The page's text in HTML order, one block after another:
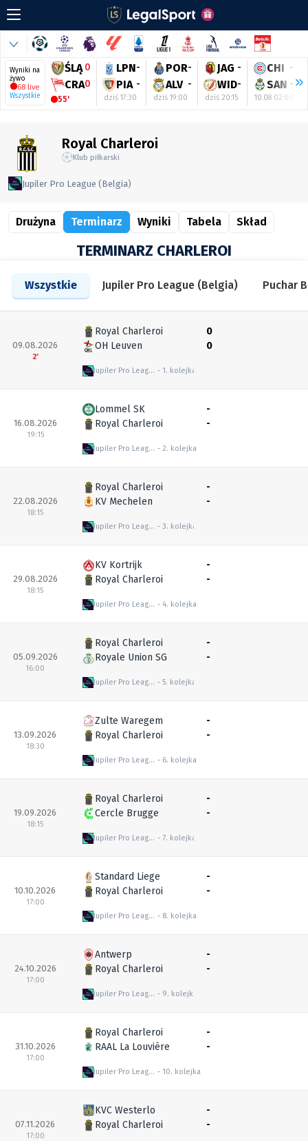
Wyniki na
żywo
68 live
Wszystkie
ŚLĄ 0
CRA0
55'
LPN-
PIA -
dziś 17:30
POR-
ALV -
dziś 19:00
JAG -
WID-
dziś 20:15
CHI -
SAN -
10.08 02:00
Royal Charleroi
Klub piłkarski
Jupiler Pro League (Belgia)
Drużyna Terminarz Wyniki Tabela Skład
TERMINARZ CHARLEROI
Wszystkie Jupiler Pro League (Belgia) Puchar
09.08.2026
2'
Royal Charleroi
OH Leuven
Jupiler Pro League 1. kolejka
0
0
16.08.2026
19:15
Lommel SK
Royal Charleroi
Jupiler Pro League 2. kolejka
-
-
22.08.2026
18:15
Royal Charleroi
KV Mechelen
Jupiler Pro League 3. kolejka
-
-
29.08.2026
18:15
KV Kortrijk
Royal Charleroi
Jupiler Pro League 4. kolejka
-
-
05.09.2026
16:00
Royal Charleroi
Royale Union SG
Jupiler Pro League 5. kolejka
-
-
13.09.2026
18:30
Zulte Waregem
Royal Charleroi
Jupiler Pro League 6. kolejka
-
-
19.09.2026
18:15
Royal Charleroi
Cercle Brugge
Jupiler Pro League 7. kolejka
-
-
10.10.2026
17:00
Standard Liege
Royal Charleroi
Jupiler Pro League 8. kolejka
-
-
24.10.2026
17:00
Antwerp
Royal Charleroi
Jupiler Pro League 9. kolejka
-
-
31.10.2026
17:00
Royal Charleroi
RAAL La Louvière
Jupiler Pro League 10. kolejka
-
-
07.11.2026
17:00
KVC Westerlo
Royal Charleroi
-
-